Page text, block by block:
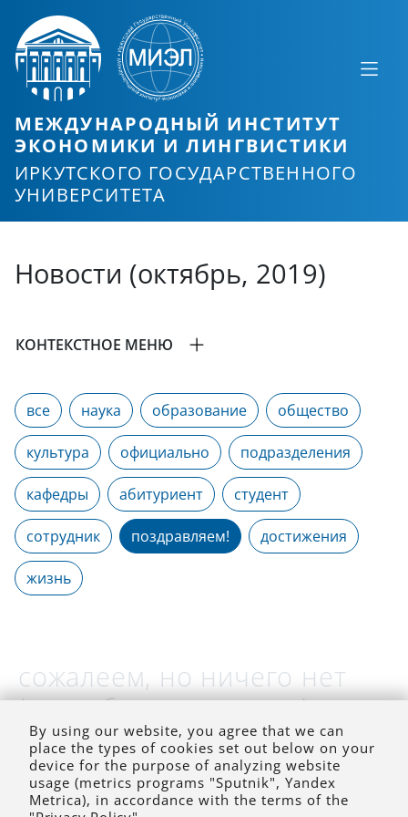
МЕЖДУНАРОДНЫЙ ИНСТИТУТ
ЭКОНОМИКИ И ЛИНГВИСТИКИ
ИРКУТСКОГО ГОСУДАРСТВЕННОГО
УНИВЕРСИТЕТА
Новости (октябрь, 2019)
КОНТЕКСТНОЕ МЕНЮ
все наука образование общество
культура официально подразделения
кафедры абитуриент студент
сотрудник поздравляем! достижения
жизнь
сожалеем, но ничего нет
(на выбранное время)
By using our website, you agree that we can
place the types of cookies set out below on your
device for the purpose of analyzing website
usage (metrics programs "Sputnik", Yandex
Metrica), in accordance with the terms of the